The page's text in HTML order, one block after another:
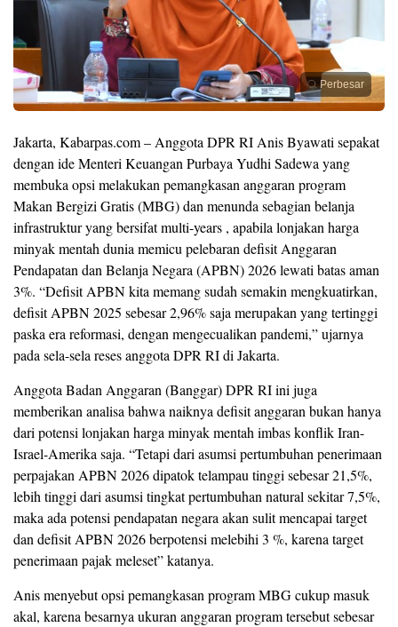
Perbesar
Jakarta, Kabarpas.com – Anggota DPR RI Anis Byawati sepakat
dengan ide Menteri Keuangan Purbaya Yudhi Sadewa yang
membuka opsi melakukan pemangkasan anggaran program
Makan Bergizi Gratis (MBG) dan menunda sebagian belanja
infrastruktur yang bersifat multi-years , apabila lonjakan harga
minyak mentah dunia memicu pelebaran defisit Anggaran
Pendapatan dan Belanja Negara (APBN) 2026 lewati batas aman
3%. “Defisit APBN kita memang sudah semakin mengkuatirkan,
defisit APBN 2025 sebesar 2,96% saja merupakan yang tertinggi
paska era reformasi, dengan mengecualikan pandemi,” ujarnya
pada sela-sela reses anggota DPR RI di Jakarta.
Anggota Badan Anggaran (Banggar) DPR RI ini juga
memberikan analisa bahwa naiknya defisit anggaran bukan hanya
dari potensi lonjakan harga minyak mentah imbas konflik Iran-
Israel-Amerika saja. “Tetapi dari asumsi pertumbuhan penerimaan
perpajakan APBN 2026 dipatok telampau tinggi sebesar 21,5%,
lebih tinggi dari asumsi tingkat pertumbuhan natural sekitar 7,5%,
maka ada potensi pendapatan negara akan sulit mencapai target
dan defisit APBN 2026 berpotensi melebihi 3 %, karena target
penerimaan pajak meleset” katanya.
Anis menyebut opsi pemangkasan program MBG cukup masuk
akal, karena besarnya ukuran anggaran program tersebut sebesar